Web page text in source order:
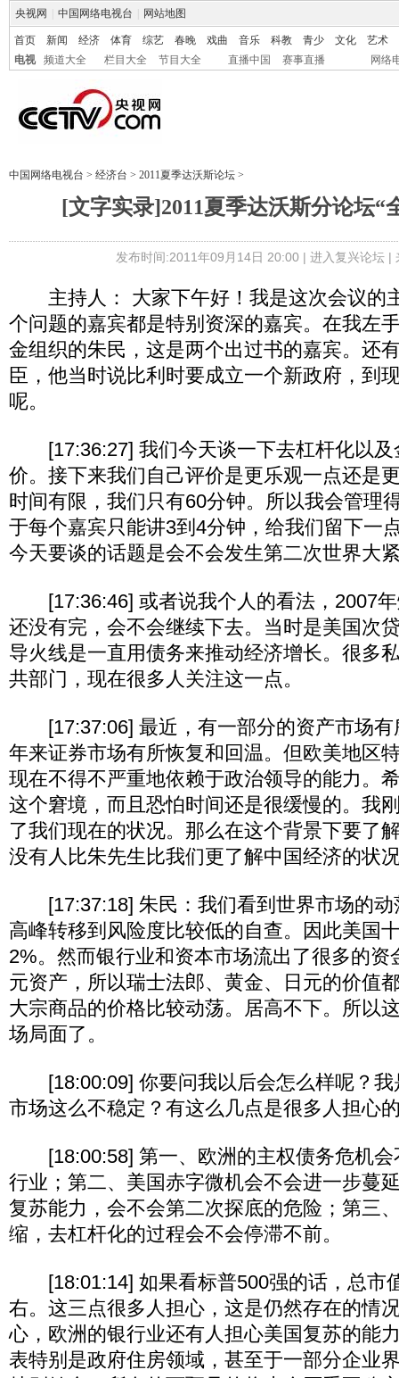
央视网 中国网络电视台 网站地图
首页 新闻 经济 体育 综艺 春晚 戏曲 音乐 科教 青少 文化
艺术
电视
频道大全 栏目大全 节目大全 直播中国 赛事直播 网络
中国网络电视台 > 经济台 > 2011夏季达沃斯论坛 >
[文字实录]2011夏季达沃斯分论坛“
发布时间:2011年09月14日 20:00 | 进入复兴论坛|
主持人： 大家下午好！我是这次会议的
个问题的嘉宾都是特别资深的嘉宾。在我左
金组织的朱民，这是两个出过书的嘉宾。还
臣，他当时说比利时要成立一个新政府，到
呢。
[17:36:27] 我们今天谈一下去杠杆化以及
价。接下来我们自己评价是更乐观一点还是
时间有限，我们只有60分钟。所以我会管理
于每个嘉宾只能讲3到4分钟，给我们留下一
今天要谈的话题是会不会发生第二次世界大
[17:36:46] 或者说我个人的看法，2007年
还没有完，会不会继续下去。当时是美国次
导火线是一直用债务来推动经济增长。很多
共部门，现在很多人关注这一点。
[17:37:06] 最近，有一部分的资产市场有
年来证券市场有所恢复和回温。但欧美地区
现在不得不严重地依赖于政治领导的能力。
这个窘境，而且恐怕时间还是很缓慢的。我
了我们现在的状况。那么在这个背景下要了
没有人比朱先生比我们更了解中国经济的状
[17:37:18] 朱民：我们看到世界市场的动
高峰转移到风险度比较低的自查。因此美国
2%。然而银行业和资本市场流出了很多的资
元资产，所以瑞士法郎、黄金、日元的价值
大宗商品的价格比较动荡。居高不下。所以
场局面了。
[18:00:09] 你要问我以后会怎么样呢？我
市场这么不稳定？有这么几点是很多人担心
[18:00:58] 第一、欧洲的主权债务危机会
行业；第二、美国赤字微机会不会进一步蔓
复苏能力，会不会第二次探底的危险；第三
缩，去杠杆化的过程会不会停滞不前。
[18:01:14] 如果看标普500强的话，总市
右。这三点很多人担心，这是仍然存在的情
心，欧洲的银行业还有人担心美国复苏的能
表特别是政府住房领域，甚至于一部分企业